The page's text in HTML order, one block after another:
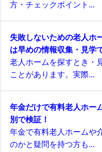
方・チェックポイント...
失敗しないための老人ホ
は早めの情報収集・見学
老人ホームを探すとき・
ことがあります。実際...
年金だけで有料老人ホー
別で検証！
年金で有料老人ホームや
のかと疑問を持つ方も...